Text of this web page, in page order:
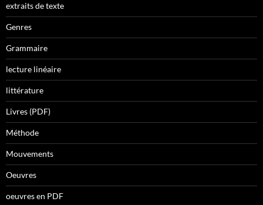
extraits de texte
Genres
Grammaire
lecture linéaire
littérature
Livres (PDF)
Méthode
Mouvements
Oeuvres
oeuvres en PDF